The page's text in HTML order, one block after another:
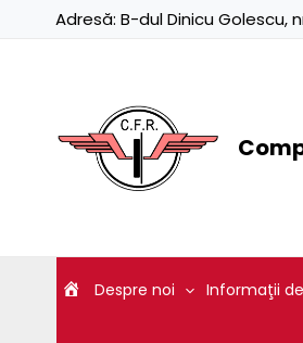
Adresă: B-dul Dinicu Golescu,
Despre noi Informaţii